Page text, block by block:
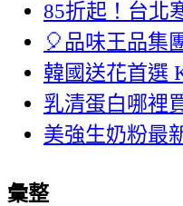
85折起！台北
🎈品味王品集
韓國送花首選
乳清蛋白哪裡
美強生奶粉最
彙整